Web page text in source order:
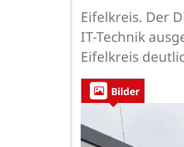
Eifelkreis. Der
IT-Technik
Eifelkreis
Bilder